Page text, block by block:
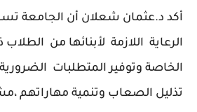
أكد د.عثمان شعلان أن الجامعة
الرعاية اللازمة لأبنائها من الطلاب
الخاصة وتوفير المتطلبات
تذليل الصعاب وتنمية مهاراتهم